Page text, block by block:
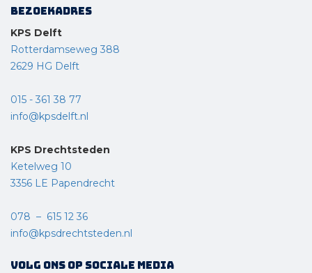
Bezoekadres
KPS Delft
Rotterdamseweg 388
2629 HG Delft
015 - 361 38 77
info@kpsdelft.nl
KPS Drechtsteden
Ketelweg 10
3356 LE Papendrecht
078 – 615 12 36
info@kpsdrechtsteden.nl
Volg ons op sociale media